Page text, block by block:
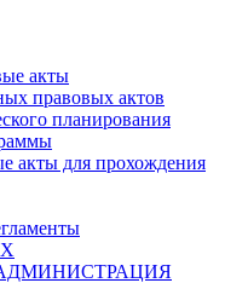
акты
правовых актов
планирования
акты для прохождения